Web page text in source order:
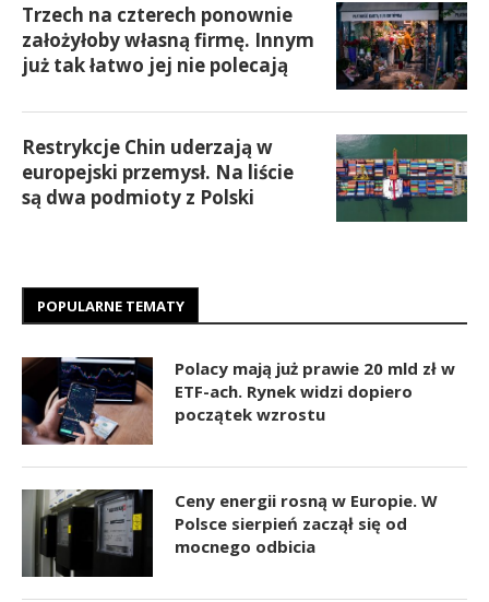
Trzech na czterech ponownie
założyłoby własną firmę. Innym
już tak łatwo jej nie polecają
Restrykcje Chin uderzają w
europejski przemysł. Na liście
są dwa podmioty z Polski
POPULARNE TEMATY
Polacy mają już prawie 20 mld zł w
ETF-ach. Rynek widzi dopiero
początek wzrostu
Ceny energii rosną w Europie. W
Polsce sierpień zaczął się od
mocnego odbicia